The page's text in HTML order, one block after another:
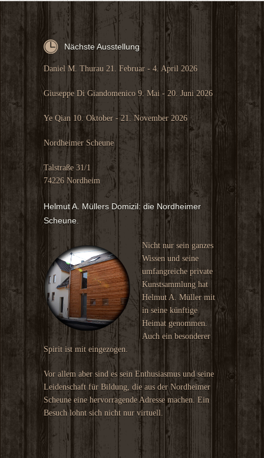
Nächste Ausstellung
Daniel M. Thurau 21. Februar - 4. April 2026
Giuseppe Di Giandomenico 9. Mai - 20. Juni 2026
Ye Qian 10. Oktober - 21. November 2026
Nordheimer Scheune
Talstraße 31/1
74226 Nordheim
Helmut A. Müllers Domizil: die Nordheimer
Scheune.
Nicht nur sein ganzes
Wissen und seine
umfangreiche private
Kunstsammlung hat
Helmut A. Müller mit
in seine künftige
Heimat genommen.
Auch ein besonderer
Spirit ist mit eingezogen.
Vor allem aber sind es sein Enthusiasmus und seine
Leidenschaft für Bildung, die aus der Nordheimer
Scheune eine hervorragende Adresse machen. Ein
Besuch lohnt sich nicht nur virtuell.